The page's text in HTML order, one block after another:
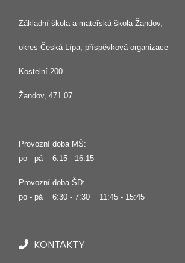
Základní škola a mateřská škola Žandov,
okres Česká Lípa, příspěvková organizace
Kostelní 200
Žandov, 471 07
Provozní doba MŠ:
po - pá 6:15 - 16:15
Provozní doba ŠD:
po - pá 6:30 - 7:30 11:45 - 15:45
KONTAKTY